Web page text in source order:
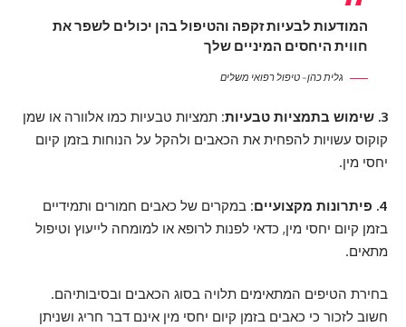
המודעות לבעיות זקפה והטיפול בהן יכולים לשפר את
חווית היחסים המיניים שלך
גלית כהן – טיפול רפואי משלים
3. שימוש בתמציות טבעיות:
תמציות טבעיות כמו אלוורה או שמן
קוקוס עשויות להפחית את הכאבים ולהקל על הנוחות בזמן קיום
יחסי מין.
4. פיתרונות מקצועיים:
במקרים של כאבים חמורים ותמידיים
בזמן קיום יחסי מין, כדאי לפנות לרופא או למומחה לייעוץ וטיפול
מתאים.
בחירת הטיפים המתאימים תלויה בסוג הכאבים ובסיבותיהם.
חשוב לזכור כי כאבים בזמן קיום יחסי מין אינם דבר חריג ושניתן